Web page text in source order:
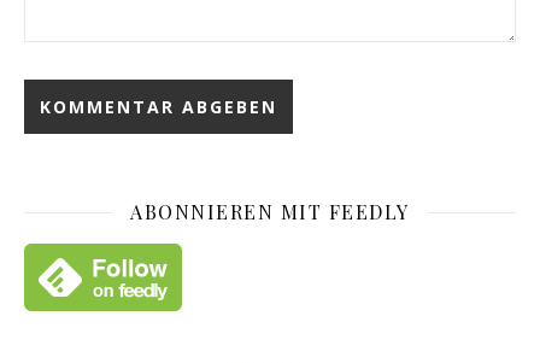
ABONNIEREN MIT FEEDLY